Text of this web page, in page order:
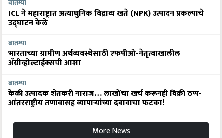
बातम्या
ICL ने महाराष्ट्रात अत्याधुनिक विद्राव्य खते (NPK) उत्पादन प्रकल्पाचे
उद्घाटन केले
बातम्या
भारताच्या ग्रामीण अर्थव्यवस्थेसाठी एफपीओ-नेतृत्वाखालील
अ‍ॅग्रीव्होल्टाईक्सची आशा
बातम्या
केळी उत्पादक शेतकरी नाराज… लाखोंचा खर्च करूनही विक्री ठप्प-
आंतरराष्ट्रीय तणावासह व्यापाऱ्यांच्या दबावाचा फटका!
More News